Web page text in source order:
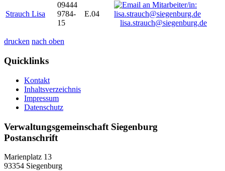
Strauch Lisa
09444
9784-
15
E.04
lisa.strauch@siegenburg.de
drucken nach oben
Quicklinks
Kontakt
Inhaltsverzeichnis
Impressum
Datenschutz
Verwaltungsgemeinschaft Siegenburg
Postanschrift
Marienplatz 13
93354 Siegenburg